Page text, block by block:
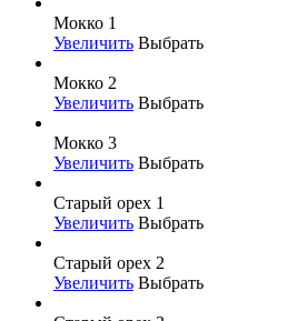
Мокко 1
Увеличить Выбрать
Мокко 2
Увеличить Выбрать
Мокко 3
Увеличить Выбрать
Старый орех 1
Увеличить Выбрать
Старый орех 2
Увеличить Выбрать